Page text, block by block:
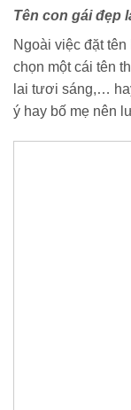
Tên con gái đẹp
Ngoài việc đặt
chọn một cái tên
lai tươi sáng,…
ý hay bố mẹ nên